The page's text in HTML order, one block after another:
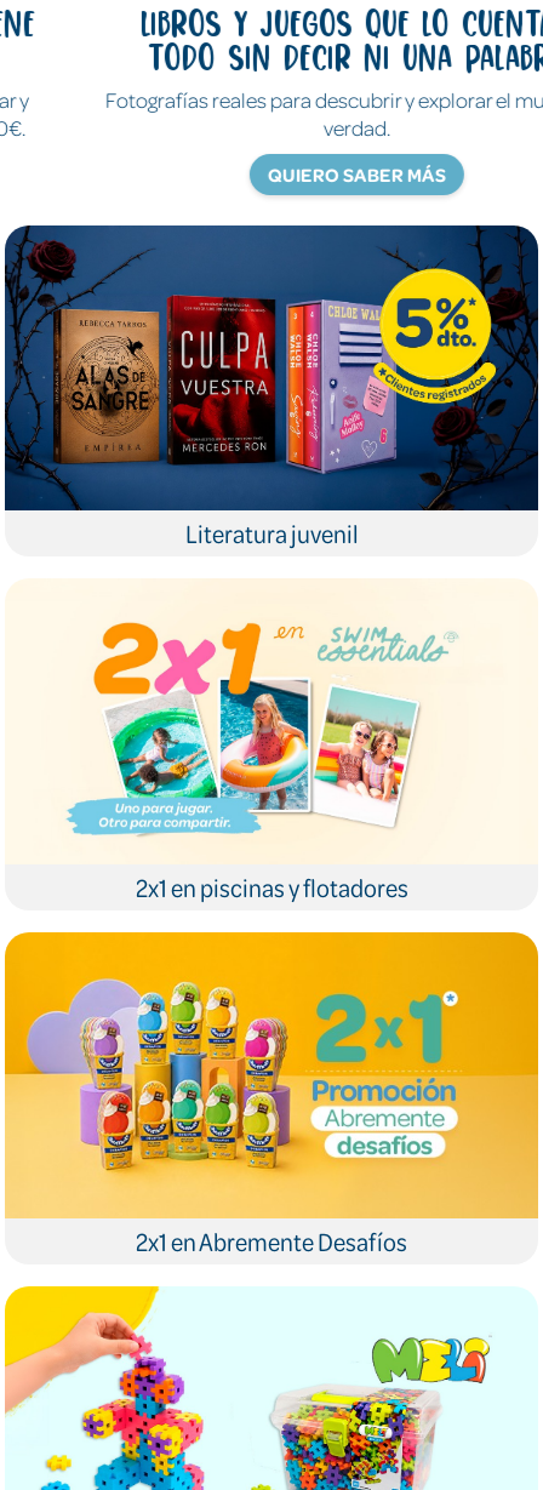
Libros y juegos que lo cuentan
todo sin decir ni una palabra
Fotografías reales para descubrir y explorar el mundo de
QUIERO SABER MÁS
Literatura juvenil
2x1 en piscinas y flotadores
2x1 en Abremente Desafíos